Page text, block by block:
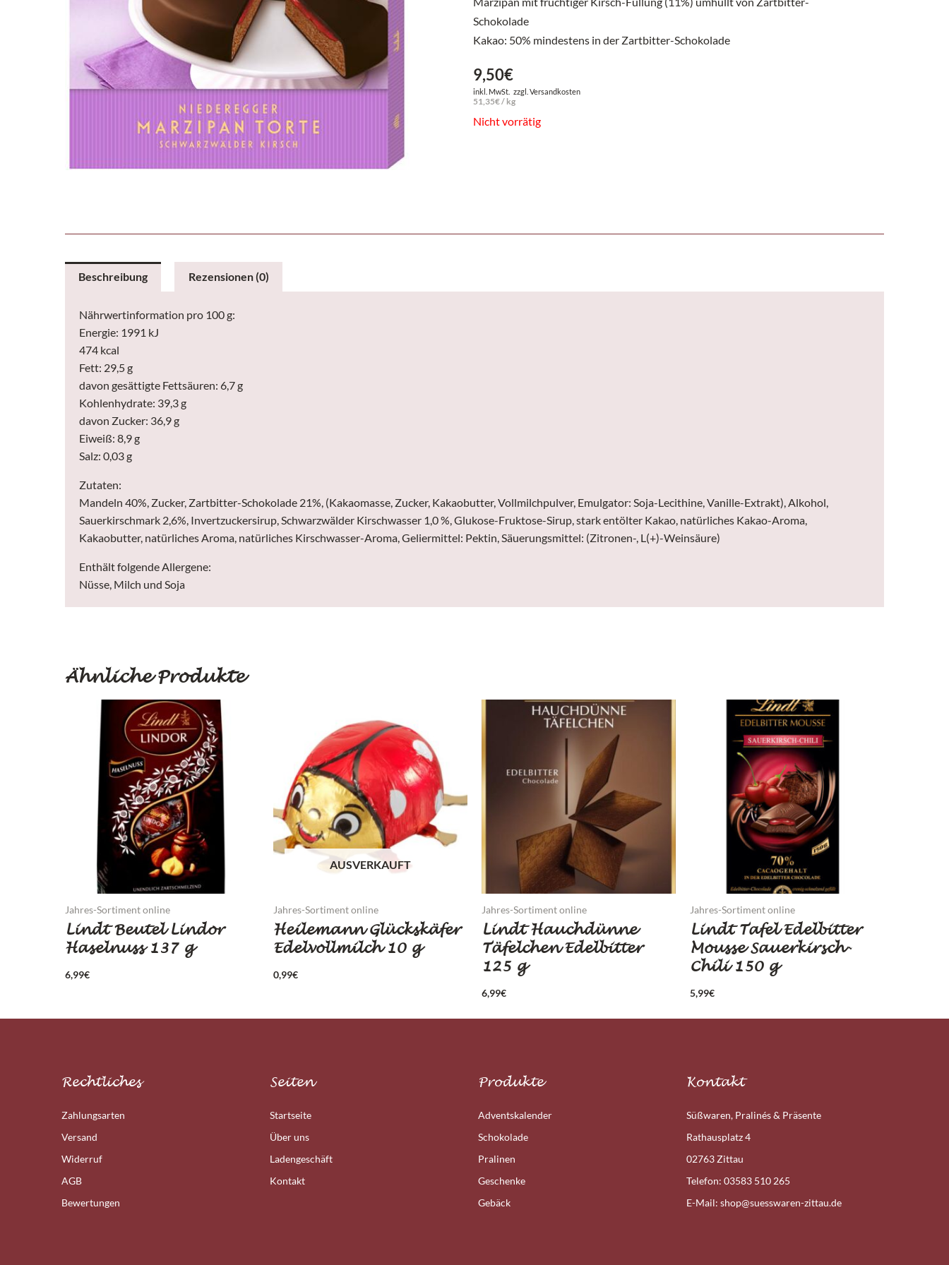
Schokolade
Kakao: 50% mindestens in der Zartbitter-Schokolade
9,50€
inkl. MwSt. zzgl. Versandkosten
51,35€/ kg
Nicht vorrätig
Beschreibung Rezensionen (0)
Nährwertinformation pro 100 g:
Energie: 1991 kJ
474 kcal
Fett: 29,5 g
davon gesättigte Fettsäuren: 6,7 g
Kohlenhydrate: 39,3 g
davon Zucker: 36,9 g
Eiweiß: 8,9 g
Salz: 0,03 g
Zutaten:
Mandeln 40%, Zucker, Zartbitter-Schokolade 21%, (Kakaomasse, Zucker, Kakaobutter, Vollmilchpulver, Emulgator: Soja-Lecithine, Vanille-Extrakt), Alkohol,
Sauerkirschmark 2,6%, Invertzuckersirup, Schwarzwälder Kirschwasser 1,0 %, Glukose-Fruktose-Sirup, stark entölter Kakao, natürliches Kakao-Aroma,
Kakaobutter, natürliches Aroma, natürliches Kirschwasser-Aroma, Geliermittel: Pektin, Säuerungsmittel: (Zitronen-, L(+)-Weinsäure)
Enthält folgende Allergene:
Nüsse, Milch und Soja
Ähnliche Produkte
Jahres-Sortiment online
Lindt Beutel Lindor
Haselnuss 137 g
6,99€
AUSVERKAUFT
Jahres-Sortiment online
Heilemann Glückskäfer
Edelvollmilch 10 g
0,99€
Jahres-Sortiment online
Lindt Hauchdünne
Täfelchen Edelbitter
125 g
6,99€
Jahres-Sortiment online
Lindt Tafel Edelbitter
Mousse Sauerkirsch-
Chili 150 g
5,99€
Rechtliches
Zahlungsarten
Versand
Widerruf
AGB
Bewertungen
Seiten
Startseite
Über uns
Ladengeschäft
Kontakt
Produkte
Adventskalender
Schokolade
Pralinen
Geschenke
Gebäck
Kontakt
Süßwaren, Pralinés & Präsente
Rathausplatz 4
02763 Zittau
Telefon: 03583 510 265
E-Mail: shop@suesswaren-zittau.de